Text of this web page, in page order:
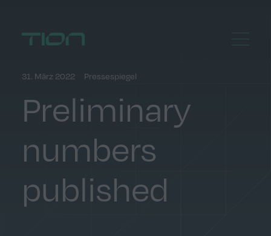
Home Menu
31. März 2022 Pressespiegel
Preliminary
numbers
published